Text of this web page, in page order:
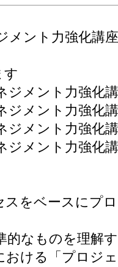
メント力強化講
す
ジメント力強化
ジメント力強化
ジメント力強化
ジメント力強化
スをベースにプ
的なものを理解
ける「プロジ